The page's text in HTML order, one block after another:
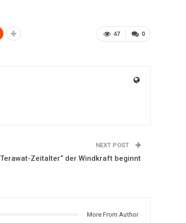
0
47
NEXT POST
Zeitalter“ der Windkraft beginnt
More From Author